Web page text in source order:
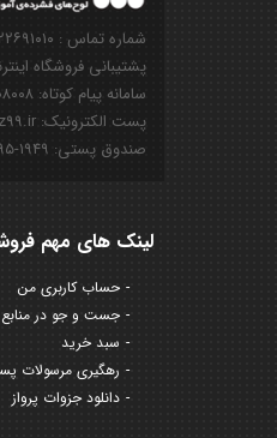
شماره تماس : ۲۲۶۹۱۰۱۰-(۰۲۱)
پشتیبانی فروشگاه اینترنتی:
سامانه پیام کوتاه: ۳۰۰۰۸۰۰۸
پست الکترونیک: info@parvaz99.ir
صندوق پستی: ۱۹۴۹-۱۹۳۹۵
لینک های مهم
حساب کاربری من
جست و جو در
سبد خرید
رهگیری مرسولات
دانلود جزوات پرواز